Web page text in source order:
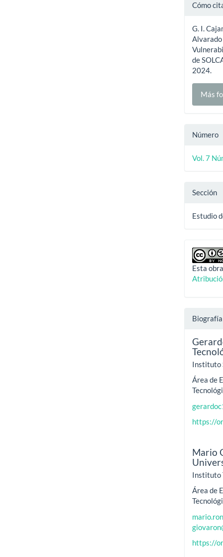
Cómo
G. I.
Alvarado
de
2024.
Más
Número
Vol. 7
Sección
Estudio
Esta
Instituto
Área de
https://
Mario
Instituto
Área de
https://